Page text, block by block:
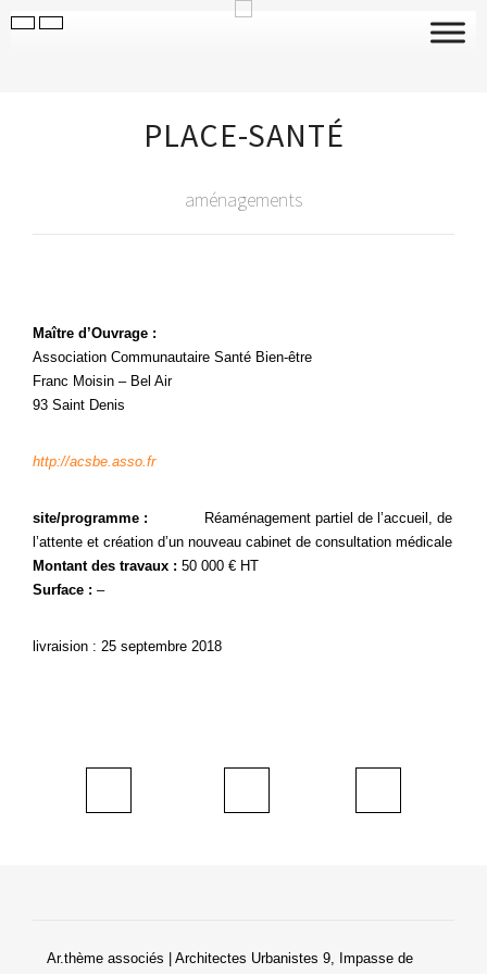
PLACE-SANTÉ
aménagements
Maître d’Ouvrage :
Association Communautaire Santé Bien-être
Franc Moisin – Bel Air
93 Saint Denis
http://acsbe.asso.fr
site/programme :
Réaménagement partiel de l’accueil, de
l’attente et création d’un nouveau cabinet de consultation médicale
Montant des travaux : 50 000 € HT
Surface : –
livraision : 25 septembre 2018
Ar.thème associés | Architectes Urbanistes 9, Impasse de